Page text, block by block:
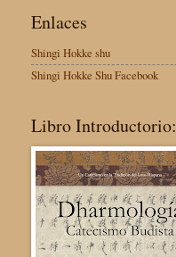
Enlaces
Shingi Hokke shu
Shingi Hokke Shu Facebook
Libro Introductorio: